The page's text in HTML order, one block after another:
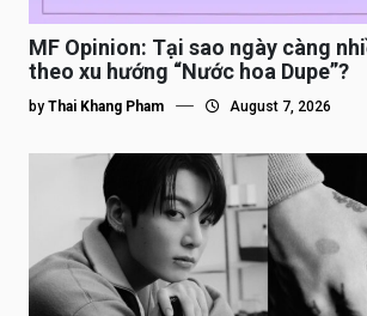
MF Opinion: Tại sao ngày càng
theo xu hướng “Nước hoa Dupe”?
by Thai Khang Pham August 7, 2026